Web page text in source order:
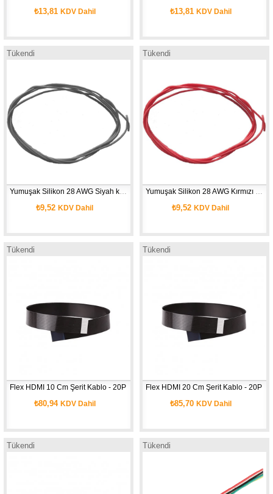
₺13,81 KDV Dahil ₺13,81 KDV Dahil
Tükendi
Yumuşak Silikon 28 AWG Siyah kablo 1 Metre
₺9,52KDV Dahil
Tükendi
₺9,52KDV Dahil
Tükendi
Flex HDMI 10 Cm Şerit Kablo - 20P
₺80,94 KDV Dahil
Tükendi
Flex HDMI 20 Cm Şerit Kablo - 20P
₺85,70 KDV Dahil
Tükendi Tükendi